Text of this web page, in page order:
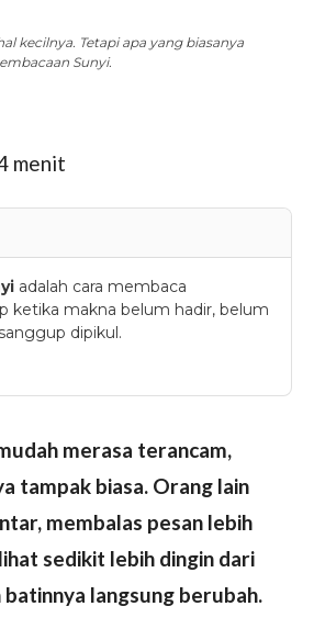
kecilnya. Tetapi apa yang biasanya
Sunyi.
menit
adalah cara membaca
ketika makna belum hadir, belum
dipikul.
merasa terancam,
tampak biasa. Orang lain
membalas pesan lebih
sedikit lebih dingin dari
batinnya langsung berubah.